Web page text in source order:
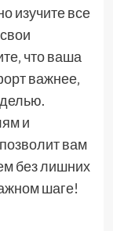
изучите все
что ваша
важнее‚
и
вам
без лишних
шаге!